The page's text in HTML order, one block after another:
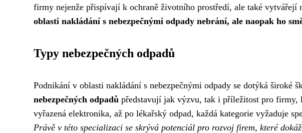
firmy nejenže přispívají k ochraně životního prostředí, ale také vytvářejí
oblasti nakládání s nebezpečnými odpady nebrání, ale naopak ho
Typy nebezpečných odpadů
Podnikání v oblasti nakládání s nebezpečnými odpady se dotýká
nebezpečných odpadů představují jak výzvu, tak i příležitost pro firmy,
vyřazená elektronika, až po lékařský odpad, každá kategorie vyžaduje
Právě v této specializaci se skrývá potenciál pro rozvoj firem, které